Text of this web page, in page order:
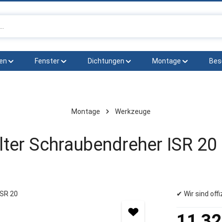
Fenster Dichtungen Montage
Montage Werkzeuge
Schraubendreher ISR 20
✔ Wir sind